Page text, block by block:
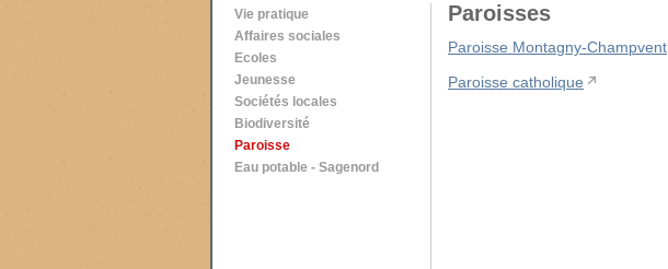
Vie pratique
Affaires sociales
Ecoles
Jeunesse
Sociétés locales
Biodiversité
Paroisse
Eau potable - Sagenord
Paroisses
Paroisse Montagny-Champvent
Paroisse catholique